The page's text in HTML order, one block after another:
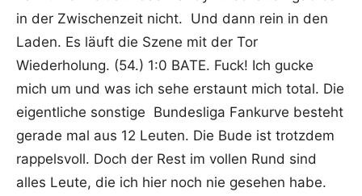
in der Zwischenzeit nicht. Und dann rein in den
Laden. Es läuft die Szene mit der Tor
Wiederholung. (54.) 1:0 BATE. Fuck! Ich gucke
mich um und was ich sehe erstaunt mich total. Die
eigentliche sonstige Bundesliga Fankurve besteht
gerade mal aus 12 Leuten. Die Bude ist trotzdem
rappelsvoll. Doch der Rest im vollen Rund sind
alles Leute, die ich hier noch nie gesehen habe.